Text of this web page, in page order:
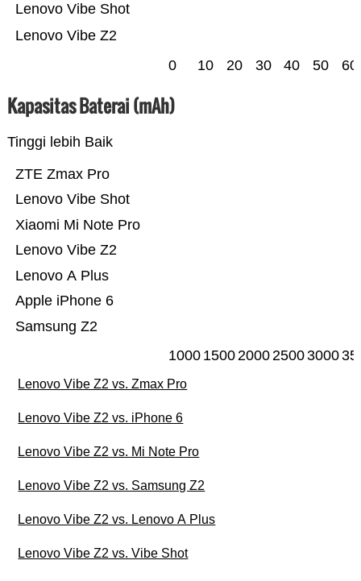
Lenovo Vibe Z2
Lenovo Vibe Shot
0 10 20 30 40 50 60
Kapasitas Baterai (mAh)
Tinggi lebih Baik
Samsung Z2
Apple iPhone 6
Lenovo A Plus
Lenovo Vibe Z2
Xiaomi Mi Note Pro
Lenovo Vibe Shot
ZTE Zmax Pro
1000 1500200025003000
Lenovo Vibe Z2 vs. Zmax Pro
Lenovo Vibe Z2 vs. iPhone 6
Lenovo Vibe Z2 vs. Mi Note Pro
Lenovo Vibe Z2 vs. Samsung Z2
Lenovo Vibe Z2 vs. Lenovo A Plus
Lenovo Vibe Z2 vs. Vibe Shot